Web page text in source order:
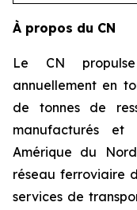
À propos du CN
Le CN
annuellement en
de tonnes de
manufacturés
Amérique du
réseau ferroviaire
services de